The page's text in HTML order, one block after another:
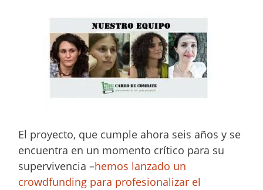
El proyecto, que cumple ahora seis años y se
encuentra en un momento crítico para su
supervivencia –hemos lanzado un
crowdfunding para profesionalizar el